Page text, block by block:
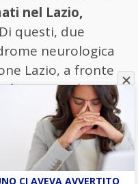
nel Lazio,
Di questi, due
neurologica
Lazio, a fronte
ha esteso i
del test
per il virus su
della regione,
per garantire la
CI AVEVA AVVERTITO